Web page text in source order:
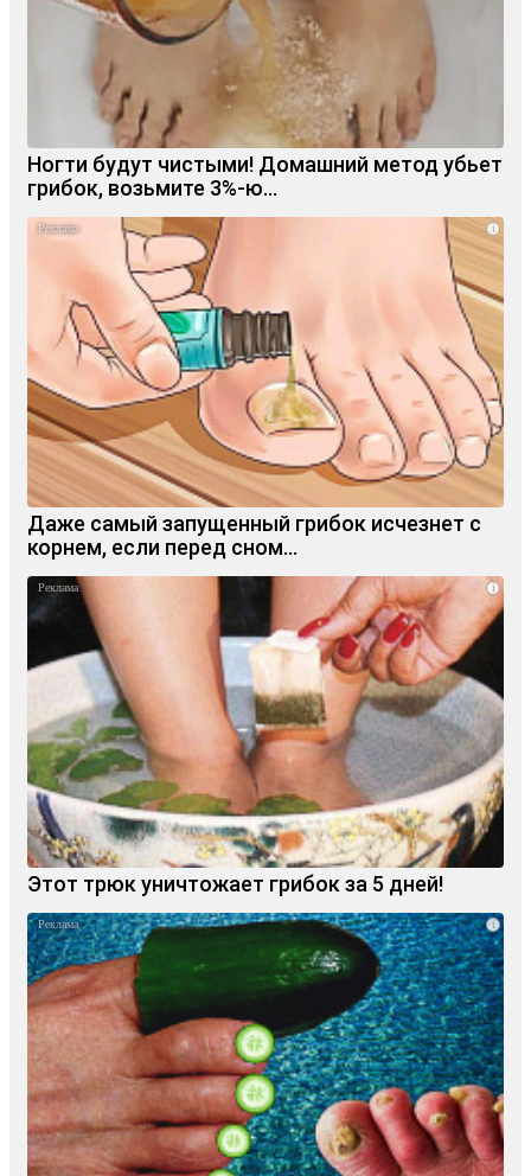
Ногти будут чистыми! Домашний метод убьет
грибок, возьмите 3%-ю…
i
Даже самый запущенный грибок исчезнет с
корнем, если перед сном…
i
Этот трюк уничтожает грибок за 5 дней!
i